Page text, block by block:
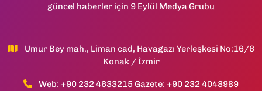
güncel haberler için 9 Eylül Medya Grubu
Umur Bey mah., Liman cad, Havagazı Yerleşkesi No:16/6
Konak / İzmir
Web: +90 232 4633215 Gazete: +90 232 4048989